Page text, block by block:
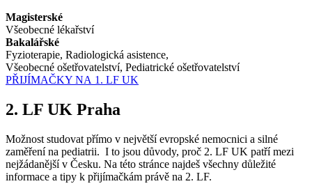
Magisterské
Všeobecné lékařství
Bakalářské
Fyzioterapie, Radiologická asistence,
Všeobecné ošetřovatelství, Pediatrické ošetřovatelství
PŘIJÍMAČKY NA 1. LF UK
2. LF UK Praha
Možnost studovat přímo v největší evropské nemocnici a silné
zaměření na pediatrii. I to jsou důvody, proč 2. LF UK patří mezi
nejžádanější v Česku. Na této stránce najdeš všechny důležité
informace a tipy k přijímačkám právě na 2. LF.